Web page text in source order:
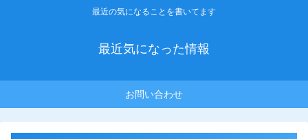
最近の気になることを書いてます
最近気になった情報
お問い合わせ